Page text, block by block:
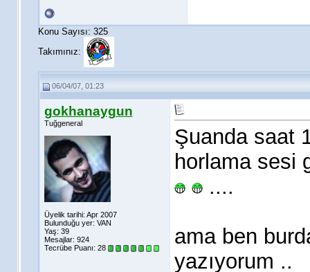
Konu Sayısı: 325
Takımınız:
06/04/07, 01:23
gokhanaygun
Tuğgeneral
Üyelik tarihi: Apr 2007
Bulunduğu yer: VAN
Yaş: 39
Mesajlar: 924
Tecrübe Puanı: 28
Şuanda saat
horlama sesi
....
ama ben
yazıyorum ..